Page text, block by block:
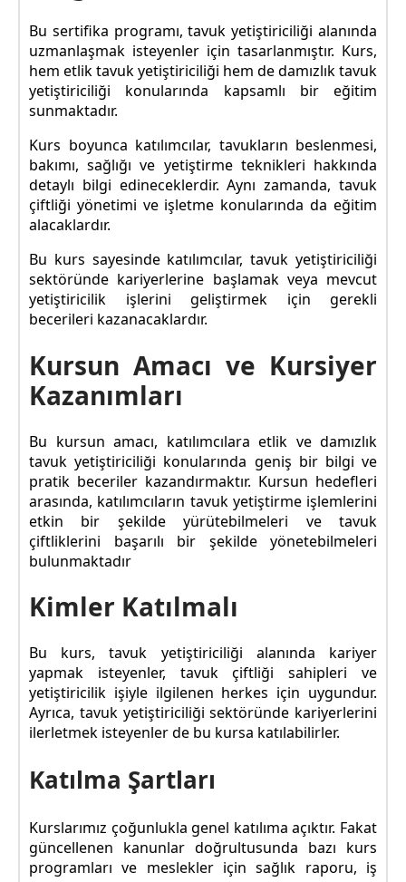
Bu sertifika programı, tavuk yetiştiriciliği alanında
uzmanlaşmak isteyenler için tasarlanmıştır. Kurs,
hem etlik tavuk yetiştiriciliği hem de damızlık tavuk
yetiştiriciliği konularında kapsamlı bir eğitim
sunmaktadır.
Kurs boyunca katılımcılar, tavukların beslenmesi,
bakımı, sağlığı ve yetiştirme teknikleri hakkında
detaylı bilgi edineceklerdir. Aynı zamanda, tavuk
çiftliği yönetimi ve işletme konularında da eğitim
alacaklardır.
Bu kurs sayesinde katılımcılar, tavuk yetiştiriciliği
sektöründe kariyerlerine başlamak veya mevcut
yetiştiricilik işlerini geliştirmek için gerekli
becerileri kazanacaklardır.
Kursun Amacı ve Kursiyer
Kazanımları
Bu kursun amacı, katılımcılara etlik ve damızlık
tavuk yetiştiriciliği konularında geniş bir bilgi ve
pratik beceriler kazandırmaktır. Kursun hedefleri
arasında, katılımcıların tavuk yetiştirme işlemlerini
etkin bir şekilde yürütebilmeleri ve tavuk
çiftliklerini başarılı bir şekilde yönetebilmeleri
bulunmaktadır
Kimler Katılmalı
Bu kurs, tavuk yetiştiriciliği alanında kariyer
yapmak isteyenler, tavuk çiftliği sahipleri ve
yetiştiricilik işiyle ilgilenen herkes için uygundur.
Ayrıca, tavuk yetiştiriciliği sektöründe kariyerlerini
ilerletmek isteyenler de bu kursa katılabilirler.
Katılma Şartları
Kurslarımız çoğunlukla genel katılıma açıktır. Fakat
güncellenen kanunlar doğrultusunda bazı kurs
programları ve meslekler için sağlık raporu, iş